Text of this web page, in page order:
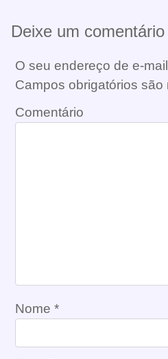
Deixe um comentário
O seu endereço de e-
Campos obrigatórios são
Comentário
Nome *